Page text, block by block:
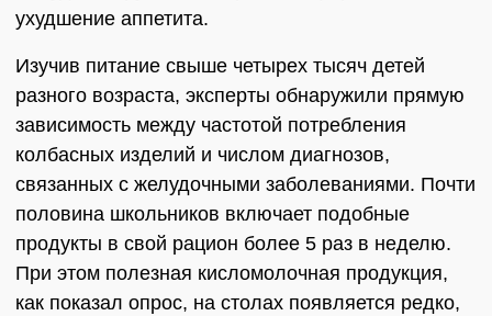
ухудшение аппетита.
Изучив питание свыше четырех тысяч детей
разного возраста, эксперты обнаружили прямую
зависимость между частотой потребления
колбасных изделий и числом диагнозов,
связанных с желудочными заболеваниями. Почти
половина школьников включает подобные
продукты в свой рацион более 5 раз в неделю.
При этом полезная кисломолочная продукция,
как показал опрос, на столах появляется редко,